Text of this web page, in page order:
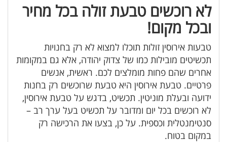
לא רוכשים טבעת זולה בכל מחיר
ובכל מקום!
טבעות אירוסין זולות תוכלו למצוא לא רק בחנויות
תכשיטים מובילות כמו של צדוק יהודה, אלא גם במקומות
אחרים שהם פחות מומלצים לכם. ראשית, אנשים
פרטיים. טבעת אירוסין היא טבעת שרוכשים רק בחנות
ידועה ובעלת מוניטין. תכשיט, בדגש על טבעת אירוסין,
לא רוכשים בכל יום ומדובר על תכשיט בעל ערך רב –
סנטימנטלית וכספית. על כן, בצעו את הרכישה רק
במקום בטוח.